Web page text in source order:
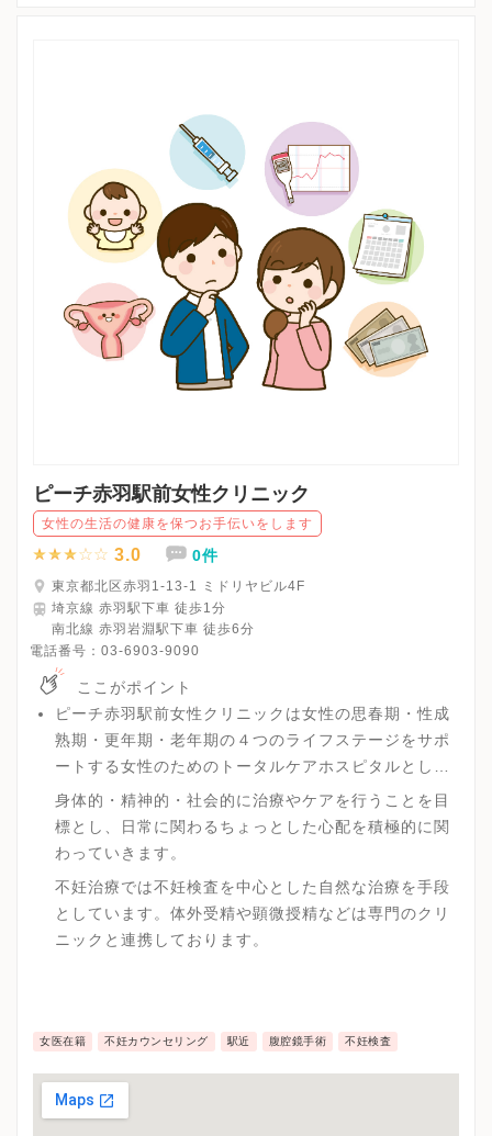
ピーチ赤羽駅前女性クリニック
女性の生活の健康を保つお手伝いをします
3.0 0件
東京都北区赤羽1-13-1 ミドリヤビル4F
埼京線 赤羽駅下車 徒歩1分
南北線 赤羽岩淵駅下車 徒歩6分
電話番号： 03-6903-9090
ここがポイント
ピーチ赤羽駅前女性クリニックは女性の思春期・性成
熟期・更年期・老年期の４つのライフステージをサポ
ートする女性のためのトータルケアホスピタルとし
て“女性総合診療科”を掲げています。
身体的・精神的・社会的に治療やケアを行うことを目
標とし、日常に関わるちょっとした心配を積極的に関
わっていきます。
不妊治療では不妊検査を中心とした自然な治療を手段
としています。体外受精や顕微授精などは専門のクリ
ニックと連携しております。
女医在籍 不妊カウンセリング 駅近 腹腔鏡手術 不妊検査